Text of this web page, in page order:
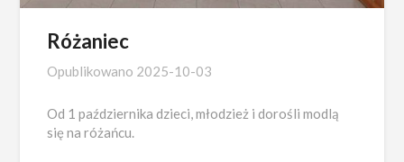
Różaniec
Opublikowano 2025-10-03
Od 1 października dzieci, młodzież i dorośli modlą
się na różańcu.